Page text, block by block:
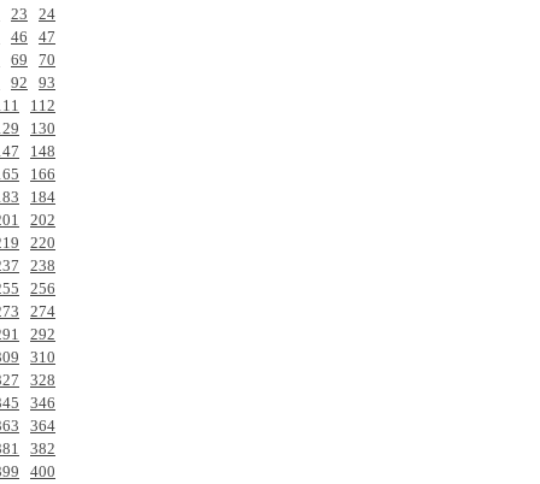
23
24
46
47
69
70
92
93
112
130
148
166
184
202
220
238
256
274
292
310
328
346
364
382
400